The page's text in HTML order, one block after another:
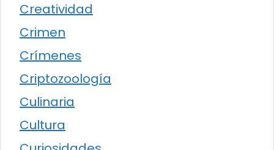
Creatividad
Crimen
Crímenes
Criptozoología
Culinaria
Cultura